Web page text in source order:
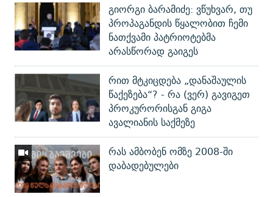
გიორგი ბარამიძე: ვწუხვარ, თუ
პროპაგანდის წყალობით ჩემი
ნათქვამი პატრიოტებმა
არასწორად გაიგეს
რით მტკიცდება „დანაშაულის
წაქეზება“? - რა (ვერ) გავიგეთ
პროკურორისგან გიგა
ავალიანის საქმეზე
რას ამბობენ ომზე 2008-ში
დაბადებულები